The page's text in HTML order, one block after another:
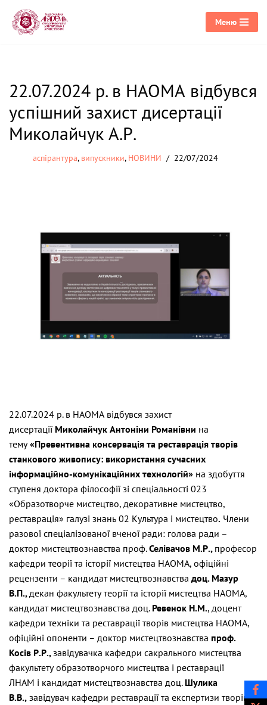
Перейти
Меню
22.07.2024 р. в НАОМА відбувся
успішний захист дисертації
Миколайчук А.Р.
аспірантура, випускники, НОВИНИ 22/07/2024
22.07.2024 р. в НАОМА відбувся захист
дисертації Миколайчук Антоніни Романівни на
тему«Превентивна консервація та реставрація творів
станкового живопису: використання сучасних
інформаційно-комунікаційних технологій» на здобуття
ступеня доктора філософії зі спеціальності 023
«Образотворче мистецтво, декоративне мистецтво,
реставрація» галузі знань 02 Культура і мистецтво. Члени
разової спеціалізованої вченої ради: голова ради –
доктор мистецтвознавства проф.Селівачов М.Р., професор
кафедри теорії та історії мистецтва НАОМА, офіційні
рецензенти – кандидат мистецтвознавства доц. Мазур
В.П., декан факультету теорії та історії мистецтва НАОМА,
кандидат мистецтвознавства доц. Ревенок Н.М., доцент
кафедри техніки та реставрації творів мистецтва НАОМА,
офіційні опоненти – доктор мистецтвознавства проф.
Косів Р.Р.,завідувачка кафедри сакрального мистецтва
факультету образотворчого мистецтва і реставрації
ЛНАМ і кандидат мистецтвознавства доц. Шулика
В.В., завідувач кафедри реставрації та експертизи творів